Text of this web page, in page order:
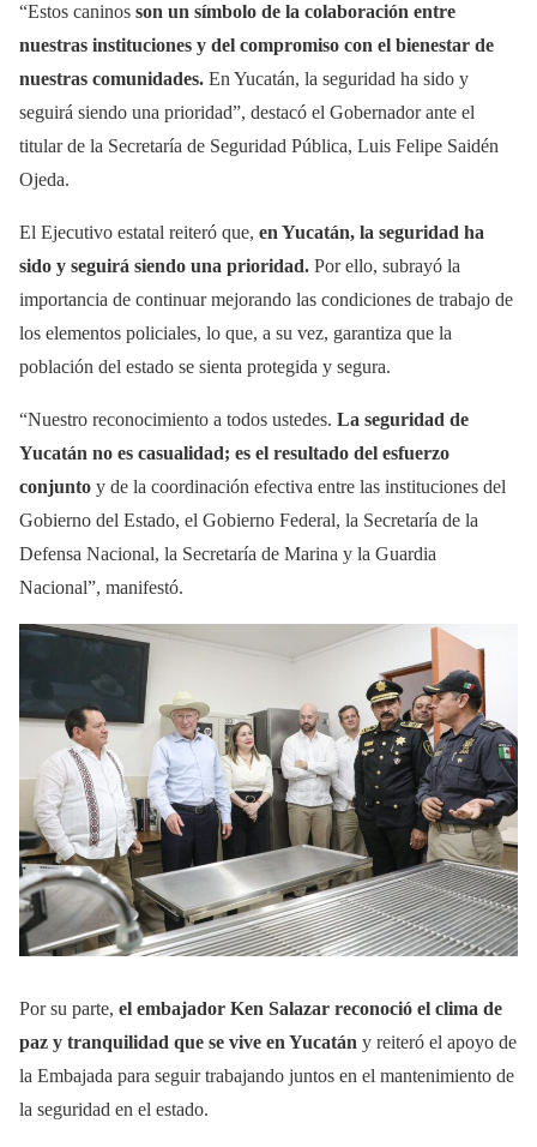
“Estos caninos son un símbolo de la colaboración entre
nuestras instituciones y del compromiso con el bienestar de
nuestras comunidades. En Yucatán, la seguridad ha sido y
seguirá siendo una prioridad”, destacó el Gobernador ante el
titular de la Secretaría de Seguridad Pública, Luis Felipe Saidén
Ojeda.
El Ejecutivo estatal reiteró que, en Yucatán, la seguridad ha
sido y seguirá siendo una prioridad. Por ello, subrayó la
importancia de continuar mejorando las condiciones de trabajo de
los elementos policiales, lo que, a su vez, garantiza que la
población del estado se sienta protegida y segura.
“Nuestro reconocimiento a todos ustedes. La seguridad de
Yucatán no es casualidad; es el resultado del esfuerzo
conjunto y de la coordinación efectiva entre las instituciones del
Gobierno del Estado, el Gobierno Federal, la Secretaría de la
Defensa Nacional, la Secretaría de Marina y la Guardia
Nacional”, manifestó.
Por su parte, el embajador Ken Salazar reconoció el clima de
paz y tranquilidad que se vive en Yucatán y reiteró el apoyo de
la Embajada para seguir trabajando juntos en el mantenimiento de
la seguridad en el estado.